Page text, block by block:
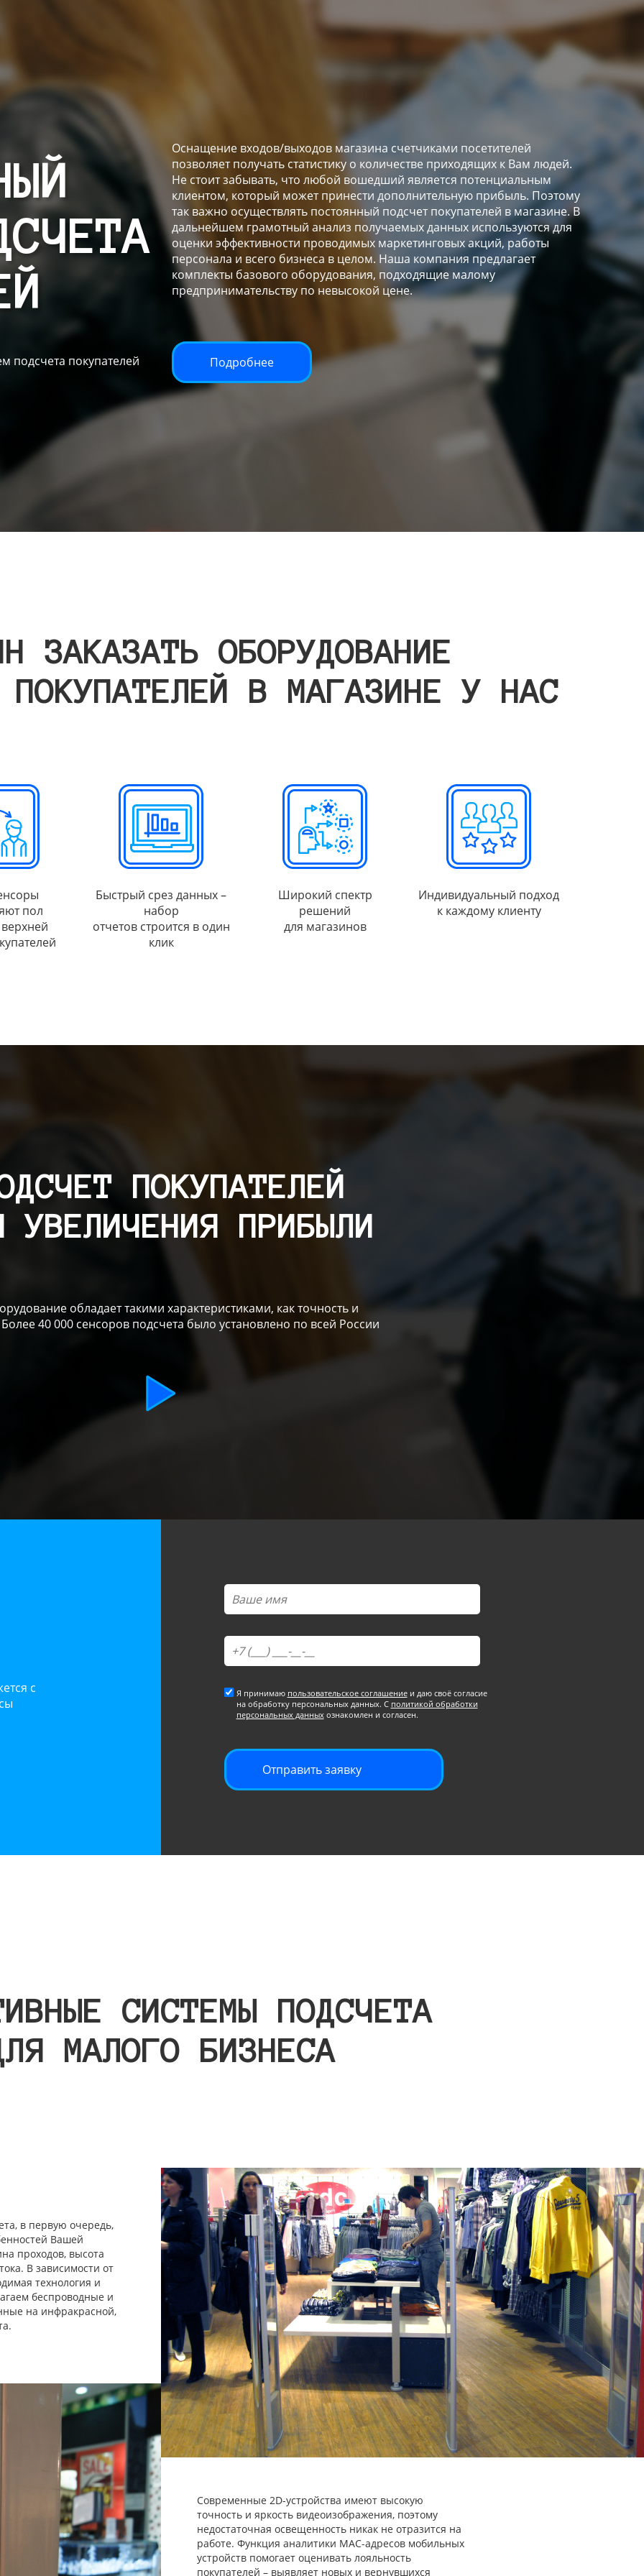
подсчета покупателей
Оснащение входов/выходов магазина счетчиками посетителей
позволяет получать статистику о количестве приходящих к Вам людей.
Не стоит забывать, что любой вошедший является потенциальным
клиентом, который может принести дополнительную прибыль. Поэтому
так важно осуществлять постоянный подсчет покупателей в магазине. В
дальнейшем грамотный анализ получаемых данных используются для
оценки эффективности проводимых маркетинговых акций, работы
персонала и всего бизнеса в целом. Наша компания предлагает
комплекты базового оборудования, подходящие малому
предпринимательству по невысокой цене.
Подробнее
ЗАКАЗАТЬ ОБОРУДОВАНИЕ
ПОКУПАТЕЛЕЙ В МАГАЗИНЕ У НАС
пол
Быстрый срез данных –
набор
отчетов строится в один
клик
Широкий спектр
решений
для магазинов
Индивидуальный подход
к каждому клиенту
ПОКУПАТЕЛЕЙ
УВЕЛИЧЕНИЯ ПРИБЫЛИ
обладает такими характеристиками, как точность и
40 000 сенсоров подсчета было установлено по всей России
с
Я принимаю пользовательское соглашениеи даю своё согласие
на обработку персональных данных. С политикой обработки
персональных данныхознакомлен и согласен.
СИСТЕМЫ ПОДСЧЕТА
МАЛОГО БИЗНЕСА
в первую очередь,
Вашей
проходов, высота
В зависимости от
технология и
беспроводные и
на инфракрасной,
Современные 2D-устройства имеют высокую
точность и яркость видеоизображения, поэтому
недостаточная освещенность никак не отразится на
работе. Функция аналитики MAC-адресов мобильных
устройств помогает оценивать лояльность
покупателей – выявляет новых и вернувшихся